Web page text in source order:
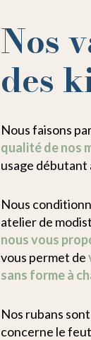
Nos
des
Nous faisons
qualité de nos
usage débutant
Nous
atelier de
nous vous
vous permet de
sans forme à
Nos rubans
concerne le